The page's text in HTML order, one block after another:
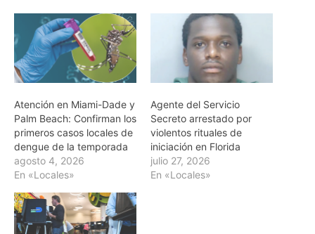
Atención en Miami-Dade y
Palm Beach: Confirman los
primeros casos locales de
dengue de la temporada
agosto 4, 2026
En «Locales»
Agente del Servicio
Secreto arrestado por
violentos rituales de
iniciación en Florida
julio 27, 2026
En «Locales»